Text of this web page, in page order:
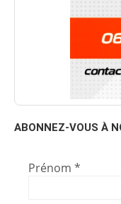
ABONNEZ-VOUS À
Prénom *